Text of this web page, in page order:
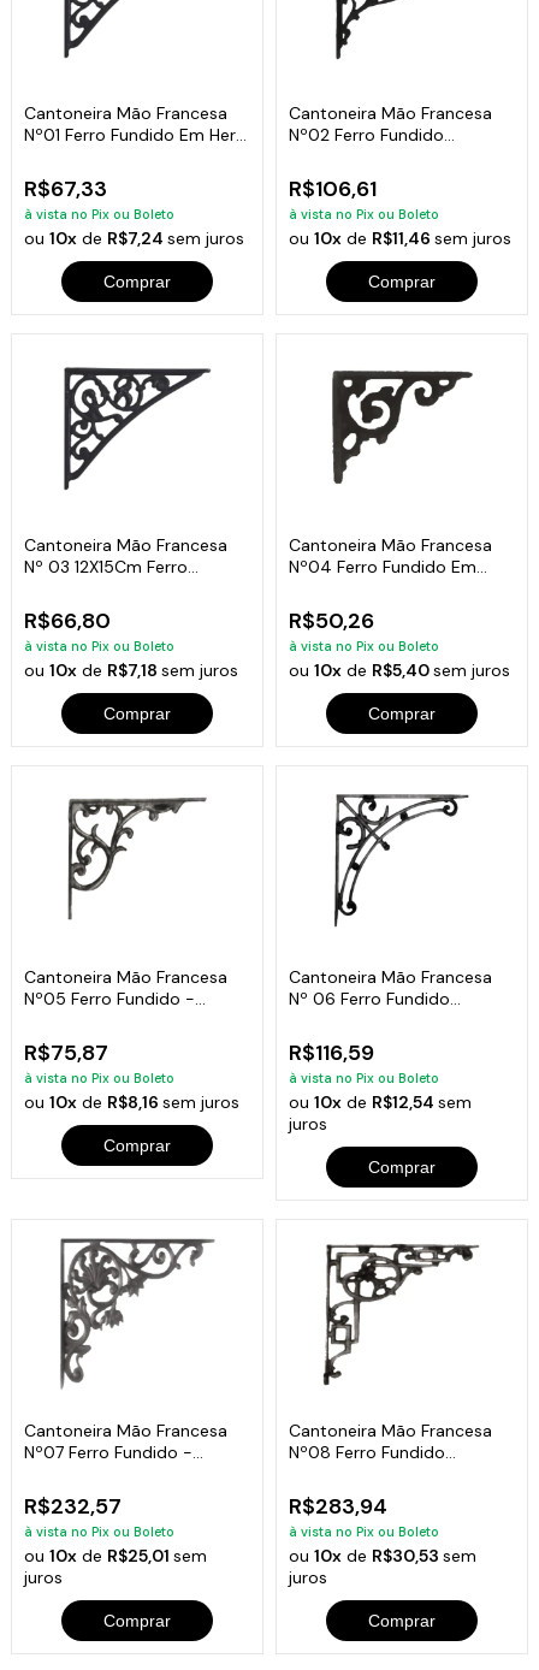
Cantoneira Mão Francesa
Nº01 Ferro Fundido Em Hera
R$67,33
à vista no Pix ou Boleto
ou10x de R$7,24sem juros
Comprar
Cantoneira Mão Francesa
Nº02 Ferro Fundido
R$106,61
à vista no Pix ou Boleto
ou 10xde R$11,46 sem juros
Comprar
Cantoneira Mão Francesa
Nº 03 12X15Cm Ferro
R$66,80
à vista no Pix ou Boleto
ou10x de R$7,18sem juros
Comprar
Cantoneira Mão Francesa
Nº04 Ferro Fundido Em
R$50,26
à vista no Pix ou Boleto
ou 10xde R$5,40sem juros
Comprar
Cantoneira Mão Francesa
Nº05 Ferro Fundido -
R$75,87
à vista no Pix ou Boleto
ou10x de R$8,16sem juros
Comprar
Cantoneira Mão Francesa
Nº 06 Ferro Fundido
R$116,59
à vista no Pix ou Boleto
ou 10xde R$12,54 sem
juros
Comprar
Cantoneira Mão Francesa
Nº07 Ferro Fundido -
R$232,57
à vista no Pix ou Boleto
ou10x de R$25,01sem
juros
Comprar
Cantoneira Mão Francesa
Nº08 Ferro Fundido
R$283,94
à vista no Pix ou Boleto
ou 10xde R$30,53 sem
juros
Comprar